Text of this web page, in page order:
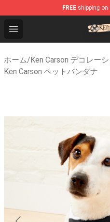
FREE shipping on
Open menu
Ken Carson Shop -
ホーム/Ken Carson デコレー
Ken Carson ペットバンダナ